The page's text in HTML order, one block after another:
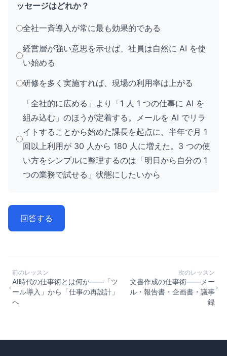
ッセージはどれか？
全社一斉導入が常に最も効果的である
経営層が強い意思を示せば、社員は自然に AI を使
い始める
研修を多く実施すれば、現場の利用率は上がる
「全社的に広める」より「1 人 1 つの仕事に AI を
組み込む」のほうが定着する。メールを AI でリラ
イトすることから始めた課長を起点に、半年で月 1
回以上利用が 30 人から 180 人に増えた。3 つの使
い方をシンプルに整理するのは「明日から自分の 1
つの業務で試せる」状態にしたいから
回答する
前のレッスン
AI時代の仕事術とは何か——「ツ
ール導入」から「仕事の再設計」
へ
次のレッスン
文書作成の仕事術——メー
ル・報告書・企画書・議事
録